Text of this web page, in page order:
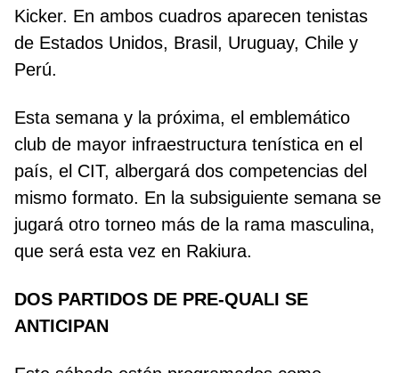
Kicker. En ambos cuadros aparecen tenistas
de Estados Unidos, Brasil, Uruguay, Chile y
Perú.
Esta semana y la próxima, el emblemático
club de mayor infraestructura tenística en el
país, el CIT, albergará dos competencias del
mismo formato. En la subsiguiente semana se
jugará otro torneo más de la rama masculina,
que será esta vez en Rakiura.
DOS PARTIDOS DE PRE-QUALI SE
ANTICIPAN